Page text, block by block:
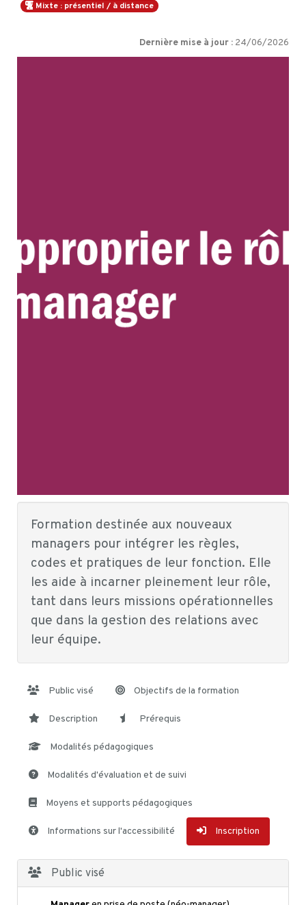
Mixte : présentiel / à distance
Dernière mise à jour : 24/06/2026
Formation destinée aux nouveaux
managers pour intégrer les règles,
codes et pratiques de leur fonction. Elle
les aide à incarner pleinement leur rôle,
tant dans leurs missions opérationnelles
que dans la gestion des relations avec
leur équipe.
Public visé Objectifs de la formation
Description Prérequis
Modalités pédagogiques
Modalités d'évaluation et de suivi
Moyens et supports pédagogiques
Informations sur l'accessibilité Inscription
Public visé